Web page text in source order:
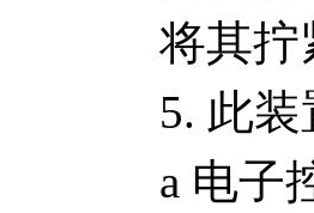
将其拧
5. 此
a 电子